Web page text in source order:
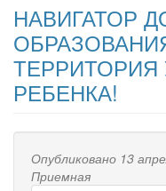
НАВИГАТОР
РЕБЕНКА!
Опубликовано 13
Приемная